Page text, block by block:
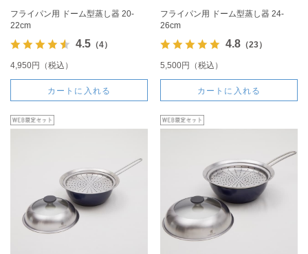
フライパン用 ドーム型蒸し器 20-
22cm
4.5（4）
4,950円（税込）
カートに入れる
フライパン用 ドーム型蒸し器 24-
26cm
4.8（23）
5,500円（税込）
カートに入れる